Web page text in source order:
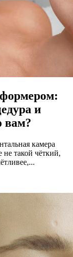
и
вам?
камера
такой чёткий,